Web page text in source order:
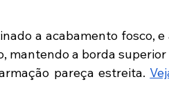
a acabamento fosco,
mantendo a borda
pareça estreita.